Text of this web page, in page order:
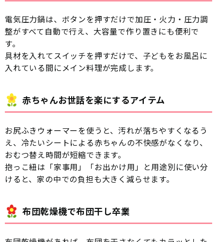
電気圧力鍋は、ボタンを押すだけで加圧・火力・圧力調
整がすべて自動で行え、大容量で作り置きにも便利で
す。
具材を入れてスイッチを押すだけで、子どもをお風呂に
入れている間にメイン料理が完成します。
赤ちゃんお世話を楽にするアイテム
お尻ふきウォーマーを使うと、汚れが落ちやすくなるう
え、冷たいシートによる赤ちゃんの不快感がなくなり、
おむつ替え時間が短縮できます。
抱っこ紐は「家事用」「お出かけ用」と用途別に使い分
けると、家の中での負担も大きく減らせます。
布団乾燥機で布団干し卒業